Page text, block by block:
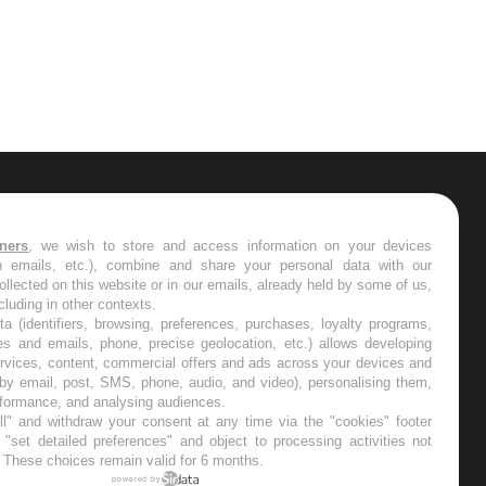
les semaines les meilleures
, we wish to store and access information on your devices
emails, etc.), combine and share your personal data with our
on this website or in our emails, already held by some of us,
in other contexts.
(identifiers, browsing, preferences, purchases, loyalty programs,
and emails, phone, precise geolocation, etc.) allows developing
content, commercial offers and ads across your devices and
email, post, SMS, phone, audio, and video), personalising them,
and analysing audiences.
and withdraw your consent at any time via the "cookies" footer
detailed preferences" and object to processing activities not
choices remain valid for 6 months.
powered by